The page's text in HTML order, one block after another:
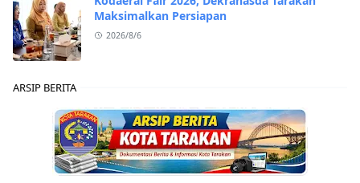
Maksimalkan Persiapan
2026/8/6
ARSIP BERITA